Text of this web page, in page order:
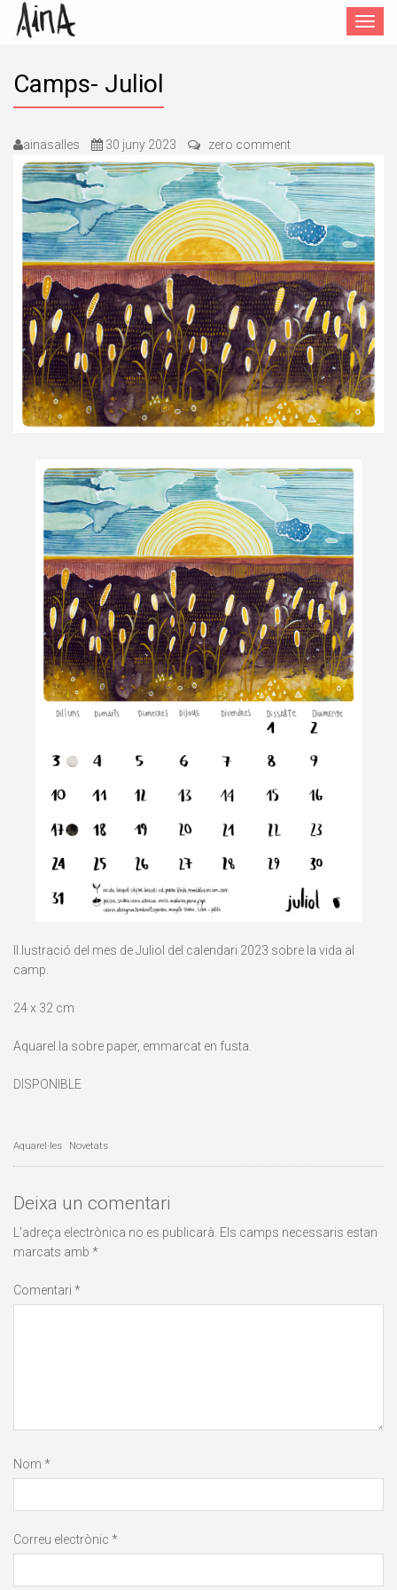
Toggle
Camps- Juliol
ainasalles 30 juny 2023 zero comment
Il.lustració del mes de Juliol del calendari 2023 sobre la vida al
camp.
24 x 32 cm
Aquarel.la sobre paper, emmarcat en fusta.
DISPONIBLE
Aquarel·les Novetats
Deixa un comentari
L'adreça electrònica no es publicarà. Els camps necessaris estan
marcats amb *
Comentari *
Nom *
Correu electrònic *